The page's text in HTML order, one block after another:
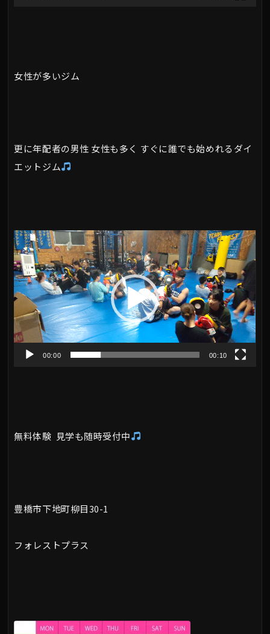
女性が多いジム
更に年配者の男性 女性も多く すぐに誰でも始めれるダイ
エットジム
動
画
プ
レ
ー
ヤ
00:00 00:10
無料体験 見学も随時受付中
豊橋市下地町柳目30-1
フォレストプラス